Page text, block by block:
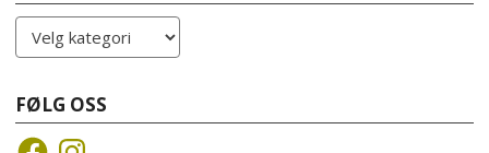
Kategorier
FØLG OSS
FacebookInstagram